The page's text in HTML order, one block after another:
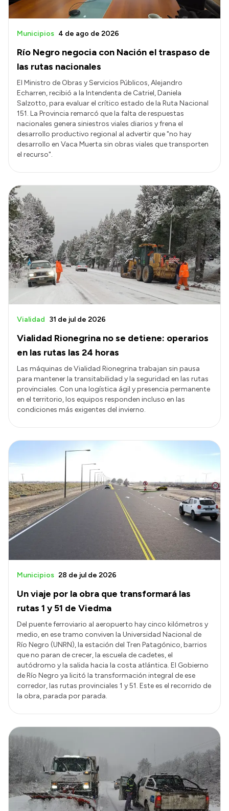
Río Negro negocia con Nación el traspaso de
las rutas nacionales
Municipios 4 de ago de 2026
El Ministro de Obras y Servicios Públicos, Alejandro
Echarren, recibió a la Intendenta de Catriel, Daniela
Salzotto, para evaluar el crítico estado de la Ruta Nacional
151. La Provincia remarcó que la falta de respuestas
nacionales genera siniestros viales diarios y frena el
desarrollo productivo regional al advertir que "no hay
desarrollo en Vaca Muerta sin obras viales que transporten
el recurso".
Vialidad Rionegrina no se detiene: operarios
en las rutas las 24 horas
Vialidad 31 de jul de 2026
Las máquinas de Vialidad Rionegrina trabajan sin pausa
para mantener la transitabilidad y la seguridad en las rutas
provinciales. Con una logística ágil y presencia permanente
en el territorio, los equipos responden incluso en las
condiciones más exigentes del invierno.
Un viaje por la obra que transformará las
rutas 1 y 51 de Viedma
Municipios 28 de jul de 2026
Del puente ferroviario al aeropuerto hay cinco kilómetros y
medio, en ese tramo conviven la Universidad Nacional de
Río Negro (UNRN), la estación del Tren Patagónico, barrios
que no paran de crecer, la escuela de cadetes, el
autódromo y la salida hacia la costa atlántica. El Gobierno
de Río Negro ya licitó la transformación integral de ese
corredor, las rutas provinciales 1 y 51. Este es el recorrido de
la obra, parada por parada.